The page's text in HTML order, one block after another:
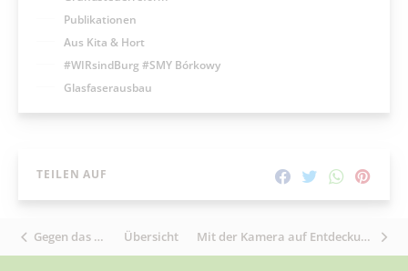
Publikationen
Aus Kita & Hort
#WIRsindBurg #SMY Bórkowy
Glasfaserausbau
TEILEN AUF
Gegen das Wegsehen Übersicht Mit der Kamera auf Entdeckungstour im Spreewald